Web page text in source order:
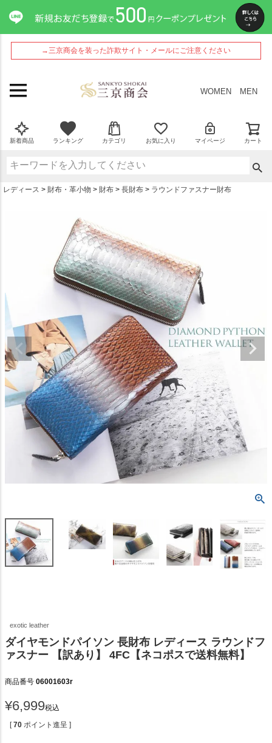
→三京商会を装った詐欺サイト・メールにご注意ください
WOMEN MEN
新着商品 ランキング カテゴリ お気に入り マイページ カート
レディース 財布・革小物 財布 長財布 ラウンドファスナー財布
exotic leather
ダイヤモンドパイソン 長財布 レディース ラウンドフ
ァスナー 【訳あり】 4FC【ネコポスで送料無料】
商品番号 06001603r
¥6,999税込
[ 70 ポイント進呈 ]
ペー
ジト
ップ
へ